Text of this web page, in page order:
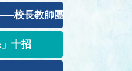
校長教師團
十招